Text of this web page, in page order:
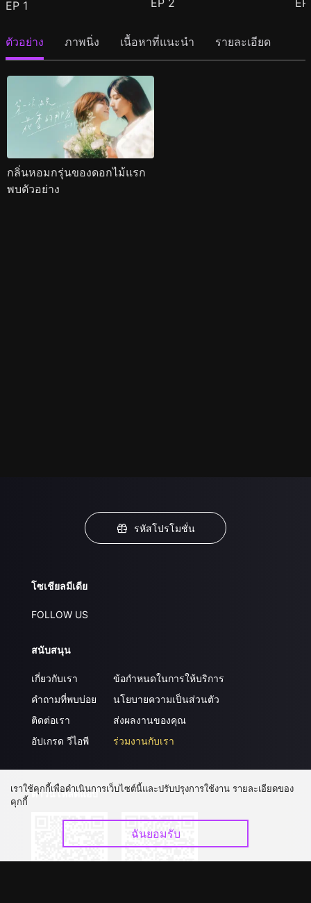
EP 1 EP 2
ตัวอย่าง ภาพนิ่ง เนื้อหาที่แนะนำ รายละเอียด
กลิ่นหอมกรุ่นของดอกไม้แรก
พบตัวอย่าง
รหัสโปรโมชั่น
โซเชียลมีเดีย
FOLLOW US
สนับสนุน
เกี่ยวกับเรา
คำถามที่พบบ่อย
ติดต่อเรา
อัปเกรด วีไอพี
ข้อกำหนดในการให้บริการ
นโยบายความเป็นส่วนตัว
ส่งผลงานของคุณ
ร่วมงานกับเรา
ดาวน์โหลดแอป
เราใช้คุกกี้เพื่อดำเนินการเว็บไซต์นี้และปรับปรุงการใช้งาน รายละเอียดของ
คุกกี้
ฉันยอมรับ